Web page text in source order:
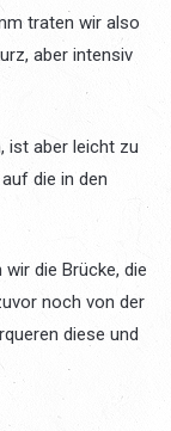
traten wir also
aber intensiv
ist aber leicht zu
die in den
die Brücke, die
noch von der
diese und